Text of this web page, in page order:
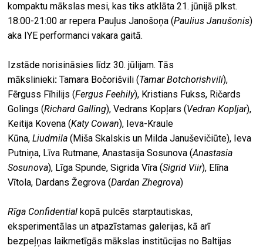
meklēt
kompaktu mākslas mesi, kas tiks atklāta 21. jūnijā plkst.
18:00-21:00 ar repera Pauļus Janošoņa (Paulius Janušonis)
aka IYE performanci vakara gaitā.
Izstāde norisināsies līdz 30. jūlijam. Tās
mākslinieki: Tamara Bočorišvili (Tamar Botchorishvili),
Fērguss Fīhilijs (Fergus Feehily), Kristians Fukss, Ričards
Golings (Richard Galling), Vedrans Kopļars (Vedran Kopljar),
Keitija Kovena (Katy Cowan), Ieva-Kraule
Kūna,Liudmila (Miša Skalskis un Milda Januševičiūte), Ieva
Putniņa, Līva Rutmane, Anastasija Sosunova (Anastasia
Sosunova), Līga Spunde, Sigrida Vīra (Sigrid Viir), Elīna
Vītola, Dardans Žegrova (Dardan Zhegrova)
Rīga Confidential kopā pulcēs starptautiskas,
eksperimentālas un atpazīstamas galerijas, kā arī
bezpeļņas laikmetīgās mākslas institūcijas no Baltijas